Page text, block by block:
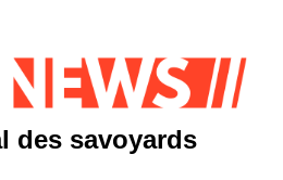
des savoyards